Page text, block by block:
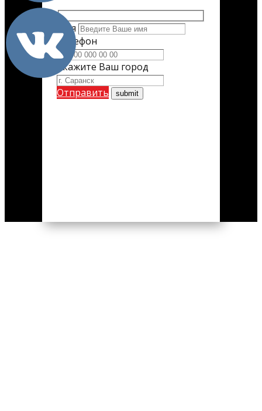
Имя
Телефон
Укажите Ваш город
Отправить